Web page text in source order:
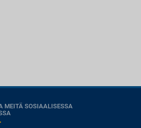
MEITÄ SOSIAALISESSA